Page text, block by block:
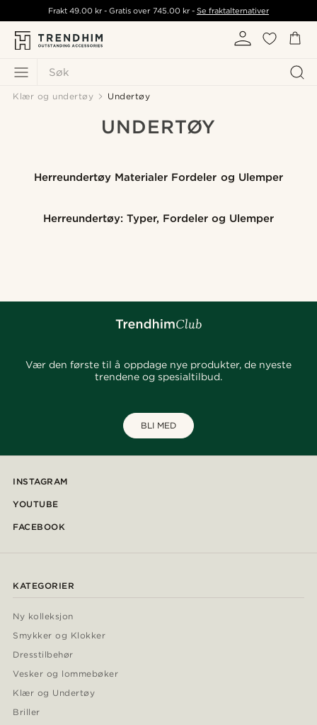
Søk
Frakt49.00 kr - Gratis over 745.00 kr- Se fraktalternativer
Klær og undertøy Undertøy
UNDERTØY
Herreundertøy Materialer Fordeler og Ulemper
Herreundertøy: Typer, Fordeler og Ulemper
Vær den første til å oppdage nye produkter, de nyeste
trendene og spesialtilbud.
BLI MED
INSTAGRAM
YOUTUBE
FACEBOOK
KATEGORIER
Ny kolleksjon
Smykker og Klokker
Dresstilbehør
Vesker og lommebøker
Klær og Undertøy
Briller